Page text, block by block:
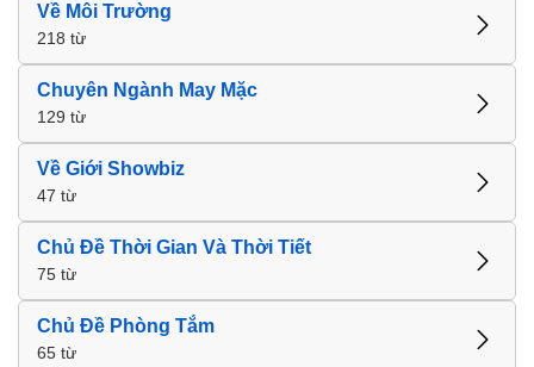
Về Môi Trường
218 từ
Chuyên Ngành May Mặc
129 từ
Về Giới Showbiz
47 từ
Chủ Đề Thời Gian Và Thời Tiết
75 từ
Chủ Đề Phòng Tắm
65 từ